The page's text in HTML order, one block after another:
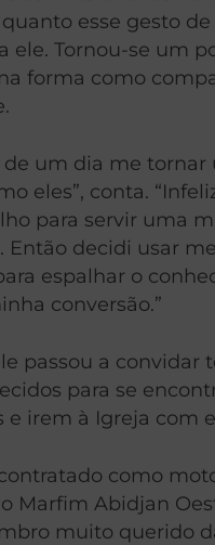
esse gesto
ele. Tornou-se um
forma como
de um dia me tornar
eles”, conta.
para servir uma
Então decidi usar
espalhar o
conversão.”
passou a convidar
para se
e irem à Igreja com
como
Marfim Abidjan
muito querido